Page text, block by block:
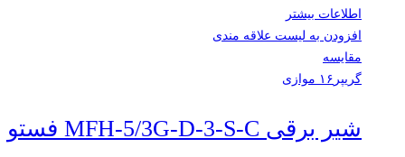
اطلاعات بیشتر
افزودن به لیست علاقه مندی
مقایسه
گریپر۱۶ موازی
شیر برقی MFH-5/3G-D-3-S-C فستو